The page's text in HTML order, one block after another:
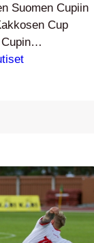
Suomen Cupiin
Cup
ja samoin